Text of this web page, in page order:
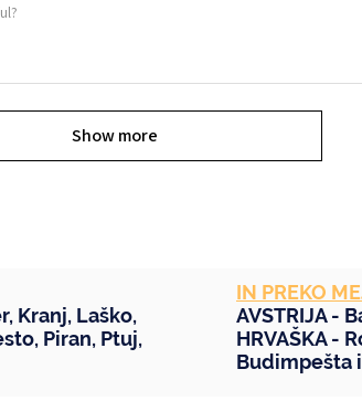
Show more
, Kranj, Laško,
, Piran, Ptuj,
IN PREKO
AVSTRIJA -
HRVAŠKA -
Budimpešta